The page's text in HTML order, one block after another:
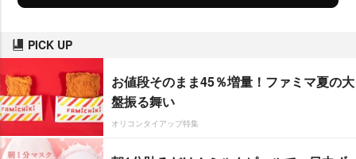
PICK UP
お値段そのまま45％増量！ファミマ夏の大
盤振る舞い
オリコンタイアップ特集